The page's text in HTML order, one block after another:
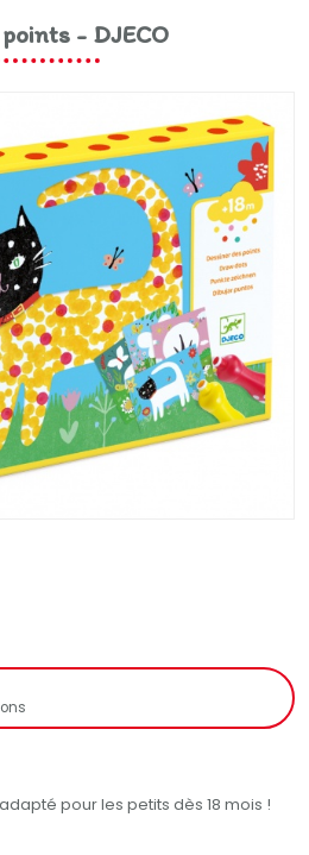
- DJECO
pour les petits dès 18 mois !